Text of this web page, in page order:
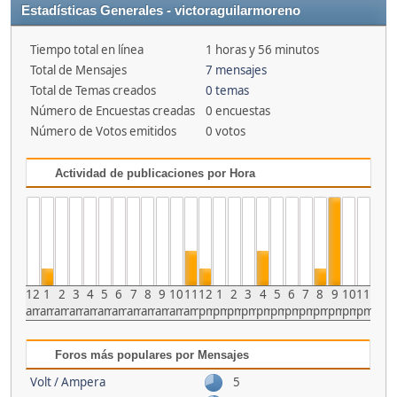
Estadísticas Generales - victoraguilarmoreno
Tiempo total en línea
1 horas y 56 minutos
Total de Mensajes
7 mensajes
Total de Temas creados
0 temas
Número de Encuestas creadas
0 encuestas
Número de Votos emitidos
0 votos
Actividad de publicaciones por Hora
12
am
1
am
2
am
3
am
4
am
5
am
6
am
7
am
8
am
9
am
10
am
11
am
12
pm
1
pm
2
pm
3
pm
4
pm
5
pm
6
pm
7
pm
8
pm
9
pm
10
pm
11
pm
Foros más populares por Mensajes
Volt / Ampera
5